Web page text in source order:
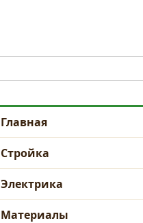
Главная
Стройка
Электрика
Материалы